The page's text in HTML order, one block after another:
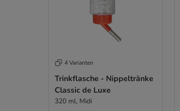
4 Varianten
Trinkflasche - Nippeltränke
Classic de Luxe
320 ml, Midi